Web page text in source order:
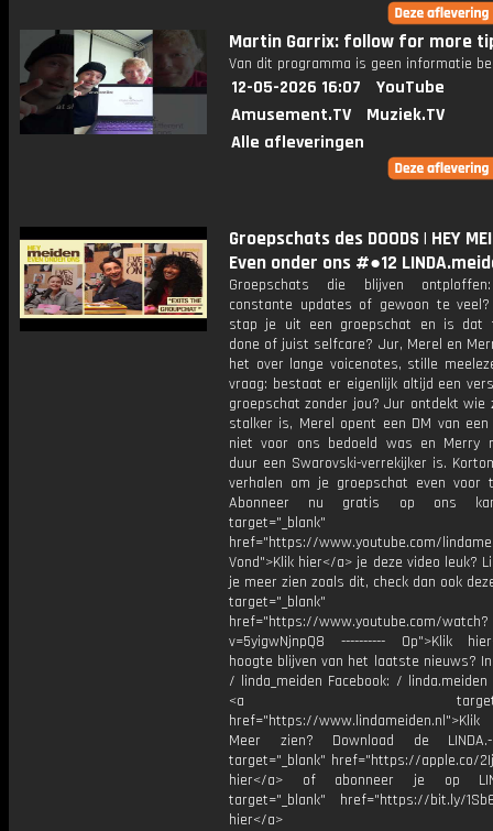
Martin Garrix: follow for more
Van dit programma is geen informatie
12-05-2026 16:07
YouTube
Amusement.TV
Muziek.TV
Alle afleveringen
Groepschats des DOODS | HEY
Even onder ons #●12
Groepschats die blijven
constante updates of gewoon te veel?
stap je uit een groepschat en is dat
done of juist selfcare? Jur, Merel en
het over lange voicenotes, stille
vraag: bestaat er eigenlijk altijd een
groepschat zonder jou? Jur ontdekt wie
stalker is, Merel opent een DM van een
niet voor ons bedoeld was en Merry
duur een Swarovski-verrekijker is.
verhalen om je groepschat even voor
Abonneer nu gratis op ons
target="_blank"
href="https://www.youtube.com/
Vond">Klik hier</a> je deze video leuk?
je meer zien zoals dit, check dan ook
target="_blank"
href="https://www.youtube.com/watch?
v=5yigwNjnpQ8 ---------- Op">Klik
hoogte blijven van het laatste nieuws?
/ linda_meiden Facebook: /
<a
href="https://
Meer zien? Download de
target="_blank" href="https://apple.co/
hier</a> of abonneer je op
target="_blank" href="https://bit.ly/
hier</a>